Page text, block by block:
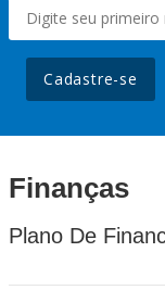
Cadastre-se
Finanças
Plano De